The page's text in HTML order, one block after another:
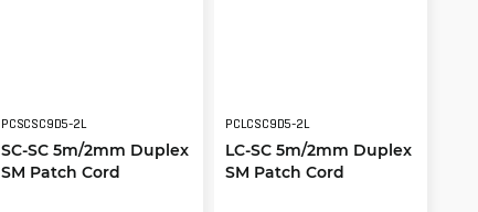
PCSCSC9D5-2L
SC-SC 5m/2mm Duplex
SM Patch Cord
PCLCSC9D5-2L
LC-SC 5m/2mm Duplex
SM Patch Cord